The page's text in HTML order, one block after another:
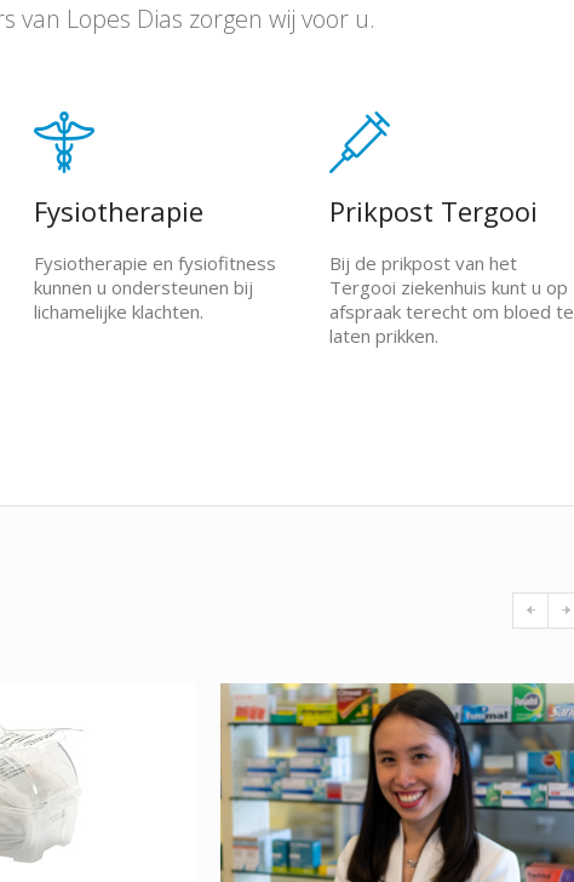
van Lopes Dias zorgen wij voor u.
Fysiotherapie
Fysiotherapie en fysiofitness
kunnen u ondersteunen bij
lichamelijke klachten.
Prikpost Tergooi
Bij de prikpost van het
Tergooi ziekenhuis kunt u op
afspraak terecht om bloed te
laten prikken.